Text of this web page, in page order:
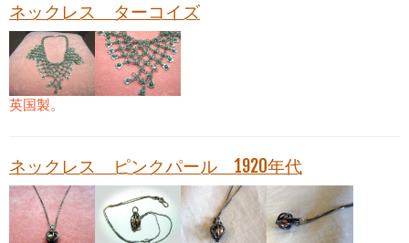
ネックレス ターコイズ
英国製。
ネックレス ピンクパール 1920年代